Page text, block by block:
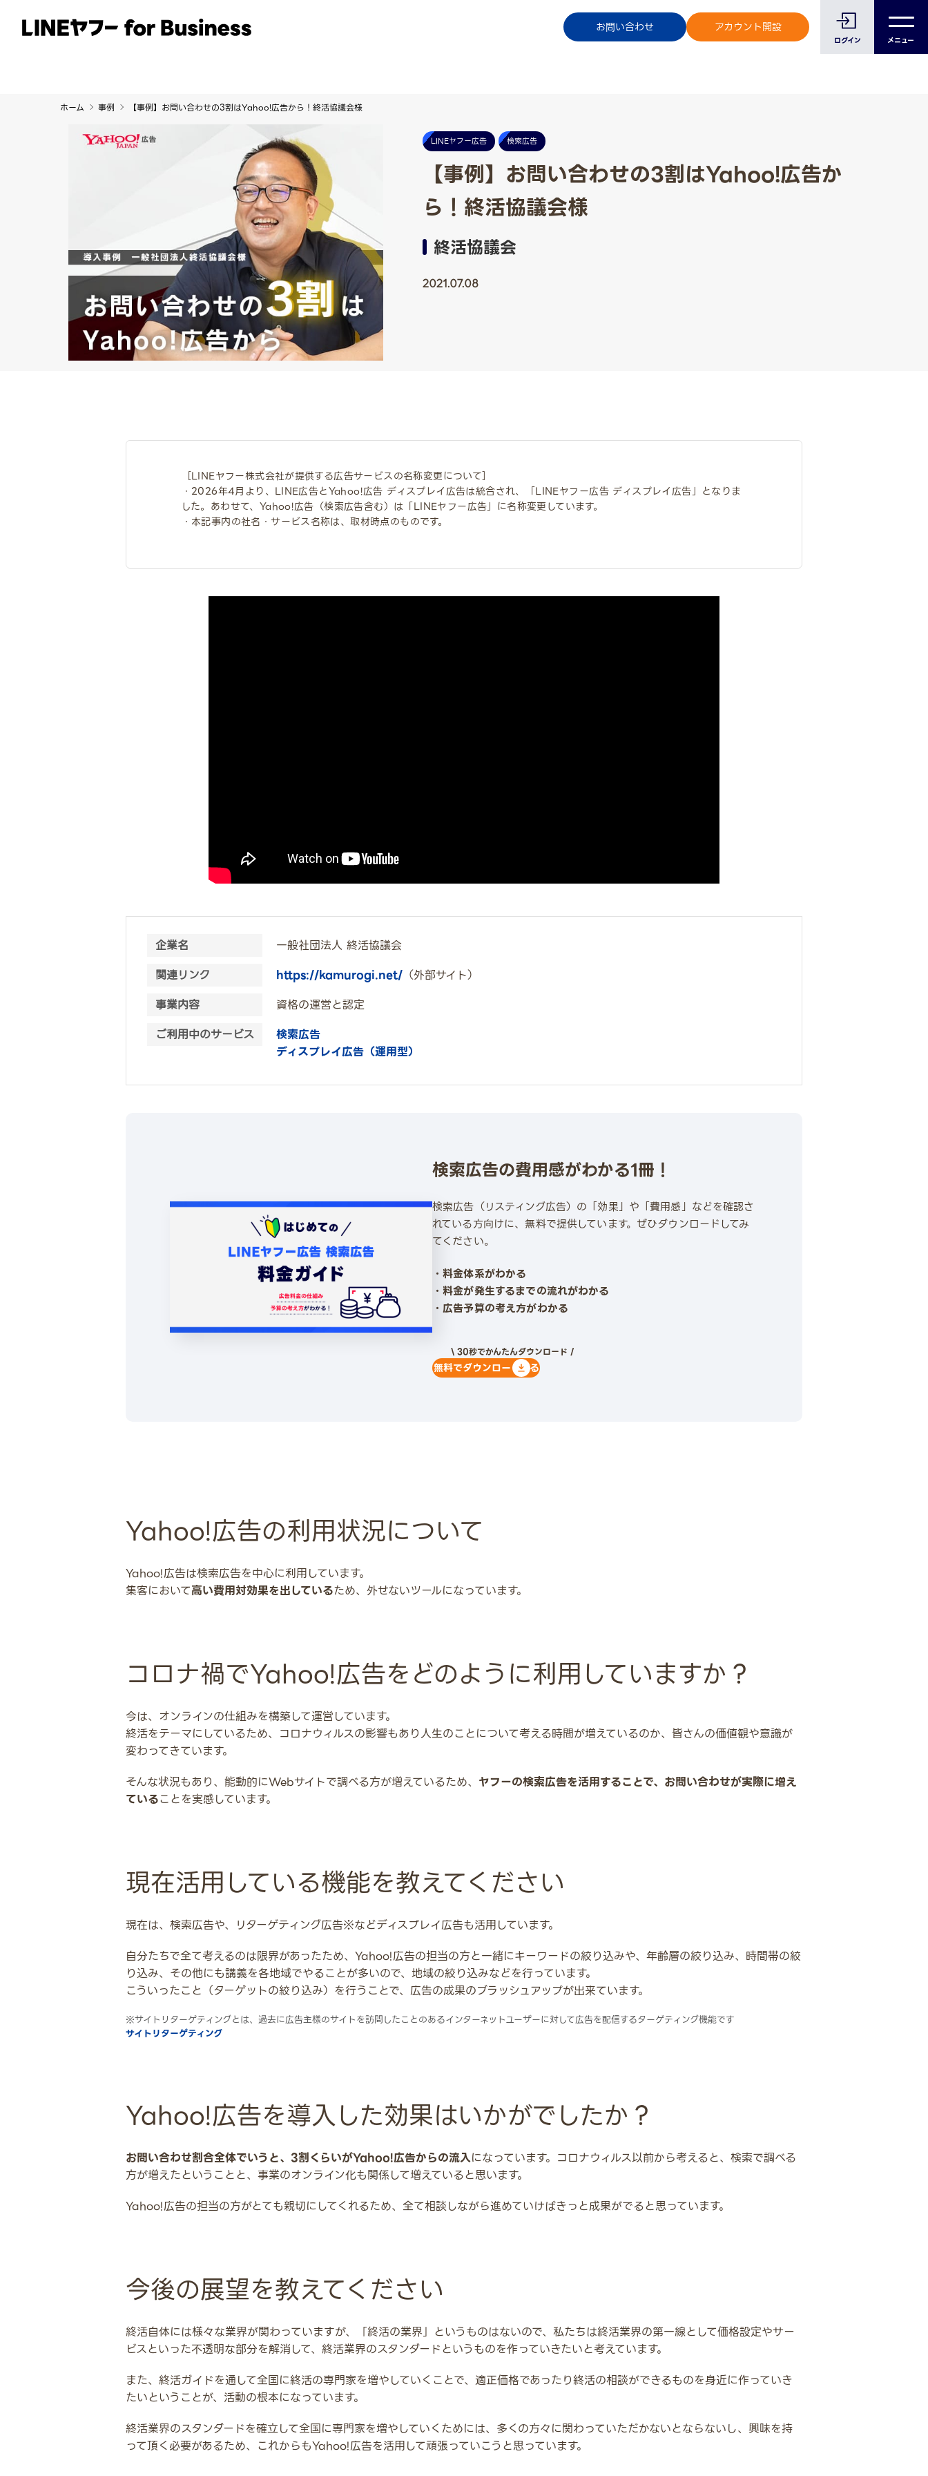
お問い合わせ アカウント開設
ログイン メニュー
サービス 事例 イベント・セミナー ご利用中のお客様へ
ホーム 事例 【事例】お問い合わせの3割はYahoo!広告から！終活協議会様
LINEヤフー広告 検索広告
【事例】お問い合わせの3割はYahoo!広告か
ら！終活協議会様
終活協議会
2021.07.08
［LINEヤフー株式会社が提供する広告サービスの名称変更について］
・2026年4月より、LINE広告とYahoo!広告 ディスプレイ広告は統合され、「LINEヤフー広告 ディスプレイ広告」となりま
した。あわせて、Yahoo!広告（検索広告含む）は「LINEヤフー広告」に名称変更しています。
・本記事内の社名・サービス名称は、取材時点のものです。
企業名
一般社団法人 終活協議会
関連リンク
https://kamurogi.net/ （外部サイト）
事業内容
資格の運営と認定
ご利用中のサービス
検索広告
ディスプレイ広告（運用型）
検索広告の費用感がわかる1冊！
検索広告（リスティング広告）の「効果」や「費用感」などを確認さ
れている方向けに、無料で提供しています。ぜひダウンロードしてみ
てください。
・料金体系がわかる
・料金が発生するまでの流れがわかる
・広告予算の考え方がわかる
\ 30秒でかんたんダウンロード /
無料でダウンロードする
Yahoo!広告の利用状況について
Yahoo!広告は検索広告を中心に利用しています。
集客において高い費用対効果を出しているため、外せないツールになっています。
コロナ禍でYahoo!広告をどのように利用していますか？
今は、オンラインの仕組みを構築して運営しています。
終活をテーマにしているため、コロナウィルスの影響もあり人生のことについて考える時間が増えているのか、皆さんの価値観や意識が
変わってきています。
そんな状況もあり、能動的にWebサイトで調べる方が増えているため、 ヤフーの検索広告を活用することで、お問い合わせが実際に増え
ていることを実感しています。
現在活用している機能を教えてください
現在は、検索広告や、リターゲティング広告※などディスプレイ広告も活用しています。
自分たちで全て考えるのは限界があったため、Yahoo!広告の担当の方と一緒にキーワードの絞り込みや、年齢層の絞り込み、時間帯の絞
り込み、その他にも講義を各地域でやることが多いので、地域の絞り込みなどを行っています。
こういったこと（ターゲットの絞り込み）を行うことで、広告の成果のブラッシュアップが出来ています。
※サイトリターゲティングとは、過去に広告主様のサイトを訪問したことのあるインターネットユーザーに対して広告を配信するターゲティング機能です
サイトリターゲティング
Yahoo!広告を導入した効果はいかがでしたか？
お問い合わせ割合全体でいうと、3割くらいがYahoo!広告からの流入になっています。コロナウィルス以前から考えると、検索で調べる
方が増えたということと、事業のオンライン化も関係して増えていると思います。
Yahoo!広告の担当の方がとても親切にしてくれるため、全て相談しながら進めていけばきっと成果がでると思っています。
今後の展望を教えてください
終活自体には様々な業界が関わっていますが、「終活の業界」というものはないので、私たちは終活業界の第一線として価格設定やサー
ビスといった不透明な部分を解消して、終活業界のスタンダードというものを作っていきたいと考えています。
また、終活ガイドを通して全国に終活の専門家を増やしていくことで、適正価格であったり終活の相談ができるものを身近に作っていき
たいということが、活動の根本になっています。
終活業界のスタンダードを確立して全国に専門家を増やしていくためには、多くの方々に関わっていただかないとならないし、興味を持
って頂く必要があるため、これからもYahoo!広告を活用して頑張っていこうと思っています。